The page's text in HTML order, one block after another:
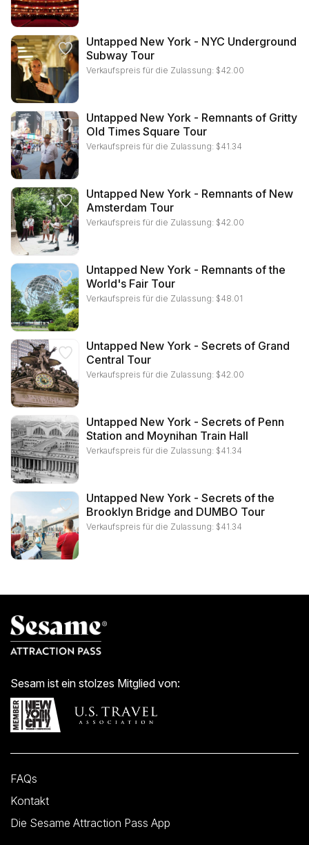
Untapped New York - NYC Underground
Subway Tour
Verkaufspreis für die Zulassung: $42.00
Untapped New York - Remnants of Gritty
Old Times Square Tour
Verkaufspreis für die Zulassung: $41.34
Untapped New York - Remnants of New
Amsterdam Tour
Verkaufspreis für die Zulassung: $42.00
Untapped New York - Remnants of the
World's Fair Tour
Verkaufspreis für die Zulassung: $48.01
Untapped New York - Secrets of Grand
Central Tour
Verkaufspreis für die Zulassung: $42.00
Untapped New York - Secrets of Penn
Station and Moynihan Train Hall
Verkaufspreis für die Zulassung: $41.34
Untapped New York - Secrets of the
Brooklyn Bridge and DUMBO Tour
Verkaufspreis für die Zulassung: $41.34
Sesam ist ein stolzes Mitglied von:
FAQs
Kontakt
Die Sesame Attraction Pass App